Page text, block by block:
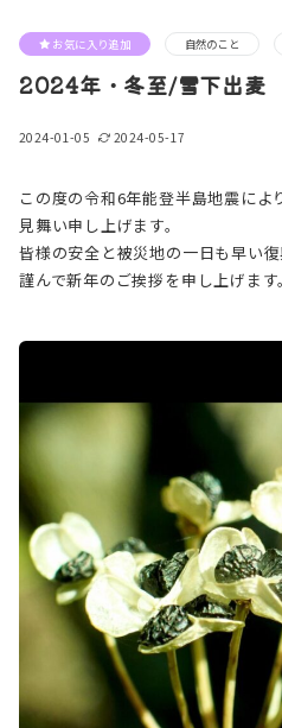
お気に入り追加 自然のこと
2024年・冬至/雪下出麦
2024-01-05 2024-05-17
この度の令和6年能登半島地震に
見舞い申し上げます。
皆様の安全と被災地の一日も早い復
謹んで新年のご挨拶を申し上げます